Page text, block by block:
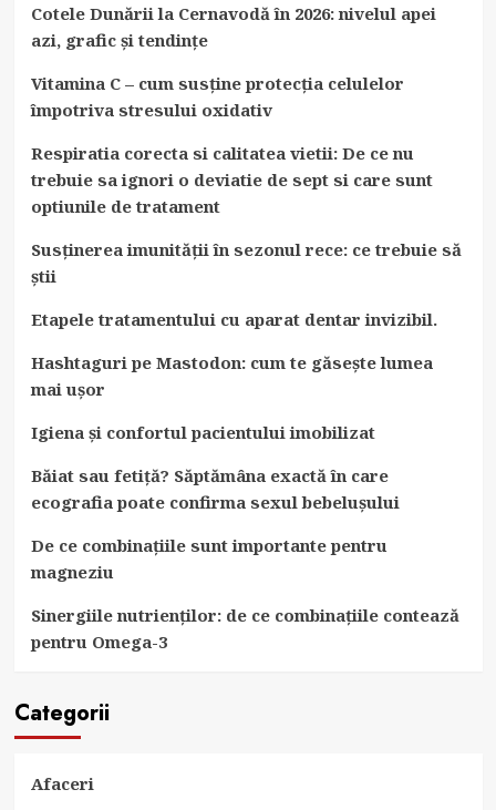
Cotele Dunării la Cernavodă în 2026: nivelul apei
azi, grafic și tendințe
Vitamina C – cum susține protecția celulelor
împotriva stresului oxidativ
Respiratia corecta si calitatea vietii: De ce nu
trebuie sa ignori o deviatie de sept si care sunt
optiunile de tratament
Susținerea imunității în sezonul rece: ce trebuie să
știi
Etapele tratamentului cu aparat dentar invizibil.
Hashtaguri pe Mastodon: cum te găsește lumea
mai ușor
Igiena și confortul pacientului imobilizat
Băiat sau fetiță? Săptămâna exactă în care
ecografia poate confirma sexul bebelușului
De ce combinațiile sunt importante pentru
magneziu
Sinergiile nutrienților: de ce combinațiile contează
pentru Omega-3
Categorii
Afaceri